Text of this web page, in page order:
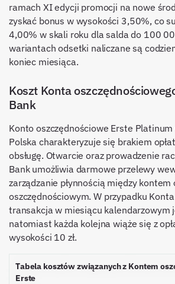
ramach XI edycji promocji na nowe
zyskać bonus w wysokości 3,50%, co
4,00% w skali roku dla salda do 100
wariantach odsetki naliczane są
koniec miesiąca.
Koszt Konta
Bank
Konto oszczędnościowe Erste
Polska charakteryzuje się brakiem
obsługę. Otwarcie oraz prowadzenie
Bank umożliwia darmowe przelewy
zarządzanie płynnością między kontem
oszczędnościowym. W przypadku
transakcja w miesiącu kalendarzowym
natomiast każda kolejna wiąże się z
wysokości 10 zł.
Tabela kosztów związanych z Kontem
Erste